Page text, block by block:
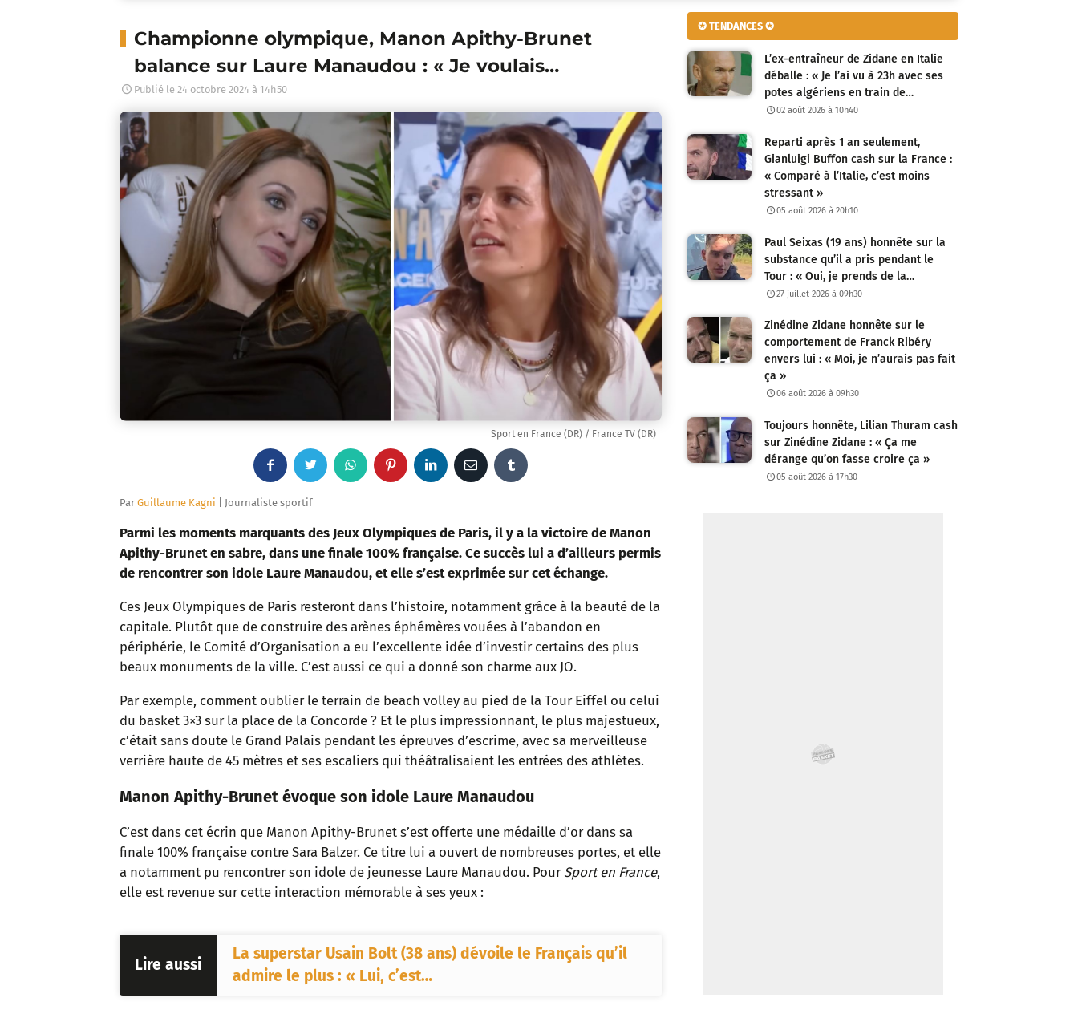
Championne olympique, Manon Apithy-Brunet
balance sur Laure Manaudou : « Je voulais…
Publié le 24 octobre 2024 à 14h50
Sport en France (DR) / France TV (DR)
a
c
o
o
k
i
e
r
W
a
s
a
p
p
P
n
t
e
r
e
s
t
n
k
d
I
n
E
a m
r
Par Guillaume Kagni | Journaliste sportif
Parmi les moments marquants des Jeux Olympiques de Paris, il y a la victoire de Manon
Apithy-Bruneten sabre, dans une finale 100% française. Ce succès lui a d’ailleurs permis
de rencontrer son idole Laure Manaudou, et elle s’est exprimée sur cet échange.
Ces Jeux Olympiques de Paris resteront dans l’histoire, notamment grâce à la beauté de la
capitale. Plutôt que de construire des arènes éphémères vouées à l’abandon en
périphérie, le Comité d’Organisation a eu l’excellente idée d’investir certains des plus
beaux monuments de la ville. C’est aussi ce qui a donné son charme aux JO.
Par exemple, comment oublier le terrain de beach volley au pied de la Tour Eiffel ou celui
du basket 3×3 sur la place de la Concorde ? Et le plus impressionnant, le plus majestueux,
c’était sans doute le Grand Palais pendant les épreuves d’escrime, avec sa merveilleuse
verrière haute de 45 mètres et ses escaliers qui théâtralisaient les entrées des athlètes.
Manon Apithy-Brunet évoque son idole Laure Manaudou
C’est dans cet écrin que Manon Apithy-Brunet s’est offerte une médaille d’or dans sa
finale 100% française contre Sara Balzer. Ce titre lui a ouvert de nombreuses portes, et elle
a notamment pu rencontrer son idole de jeunesse Laure Manaudou. Pour Sport en France,
elle est revenue sur cette interaction mémorable à ses yeux :
Lire aussi
La superstar Usain Bolt (38 ans) dévoile le Français qu’il
admire le plus : « Lui, c’est…
✪ TENDANCES ✪
L’ex-entraîneur de Zidane en Italie
déballe : « Je l’ai vu à 23h avec ses
potes algériens en train de…
02 août 2026 à 10h40
Reparti après 1 an seulement,
Gianluigi Buffon cash sur la France :
« Comparé à l’Italie, c’est moins
stressant »
05 août 2026 à 20h10
Paul Seixas (19 ans) honnête sur la
substance qu’il a pris pendant le
Tour : « Oui, je prends de la…
27 juillet 2026 à 09h30
Zinédine Zidane honnête sur le
comportement de Franck Ribéry
envers lui : « Moi, je n’aurais pas fait
ça »
06 août 2026 à 09h30
Toujours honnête, Lilian Thuram cash
sur Zinédine Zidane : « Ça me
dérange qu’on fasse croire ça »
05 août 2026 à 17h30